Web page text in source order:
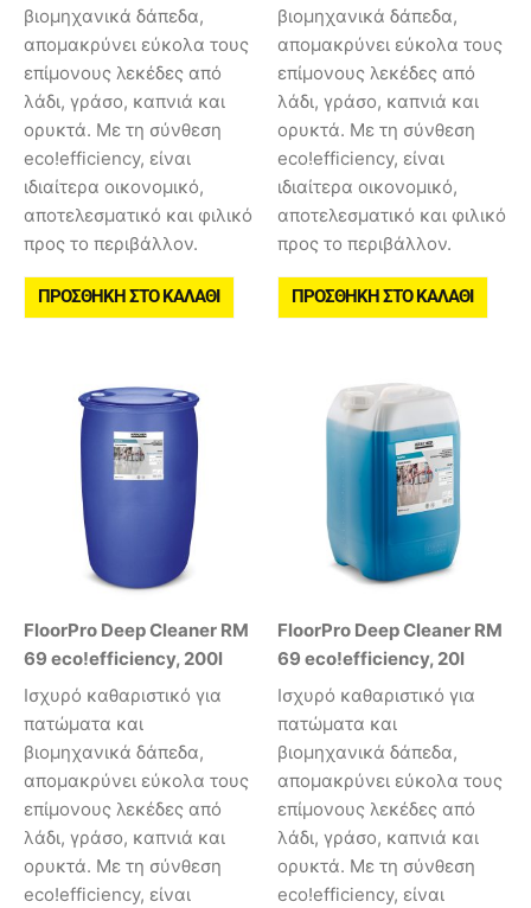
βιομηχανικά δάπεδα,
απομακρύνει εύκολα τους
επίμονους λεκέδες από
λάδι, γράσο, καπνιά και
ορυκτά. Με τη σύνθεση
eco!efficiency, είναι
ιδιαίτερα οικονομικό,
αποτελεσματικό και φιλικό
προς το περιβάλλον.
ΠΡΟΣΘΉΚΗ ΣΤΟ ΚΑΛΆΘΙ
βιομηχανικά δάπεδα,
απομακρύνει εύκολα τους
επίμονους λεκέδες από
λάδι, γράσο, καπνιά και
ορυκτά. Με τη σύνθεση
eco!efficiency, είναι
ιδιαίτερα οικονομικό,
αποτελεσματικό και φιλικό
προς το περιβάλλον.
ΠΡΟΣΘΉΚΗ ΣΤΟ ΚΑΛΆΘΙ
FloorPro Deep Cleaner RM
69 eco!efficiency, 200l
Ισχυρό καθαριστικό για
πατώματα και
βιομηχανικά δάπεδα,
απομακρύνει εύκολα τους
επίμονους λεκέδες από
λάδι, γράσο, καπνιά και
ορυκτά. Με τη σύνθεση
eco!efficiency, είναι
FloorPro Deep Cleaner RM
69 eco!efficiency, 20l
Ισχυρό καθαριστικό για
πατώματα και
βιομηχανικά δάπεδα,
απομακρύνει εύκολα τους
επίμονους λεκέδες από
λάδι, γράσο, καπνιά και
ορυκτά. Με τη σύνθεση
eco!efficiency, είναι